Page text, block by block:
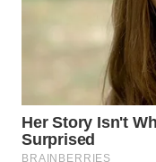
KUNINGAN